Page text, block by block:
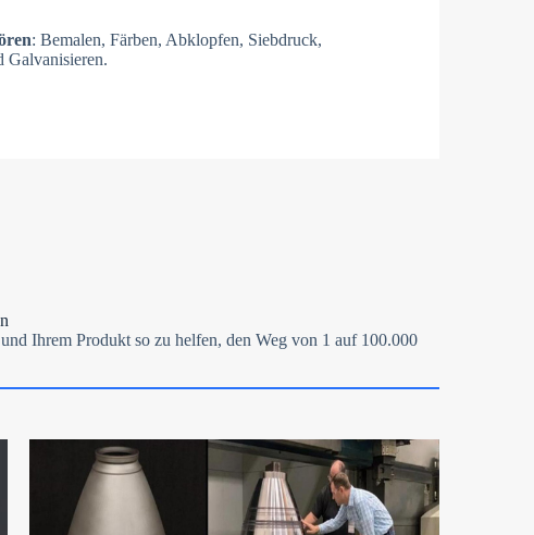
: Bemalen, Färben, Abklopfen, Siebdruck,
Galvanisieren.
Ihrem Produkt so zu helfen, den Weg von 1 auf 100.000